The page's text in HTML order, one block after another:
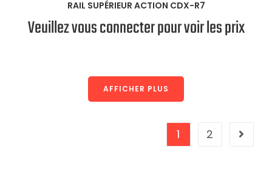
RAIL SUPÉRIEUR ACTION CDX-R7
Veuillez vous connecter pour voir les prix
AFFICHER PLUS
1 2